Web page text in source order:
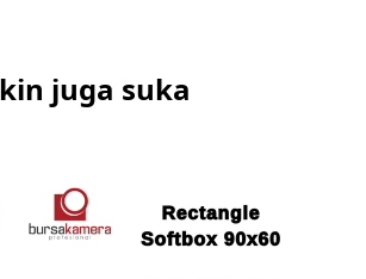
juga suka